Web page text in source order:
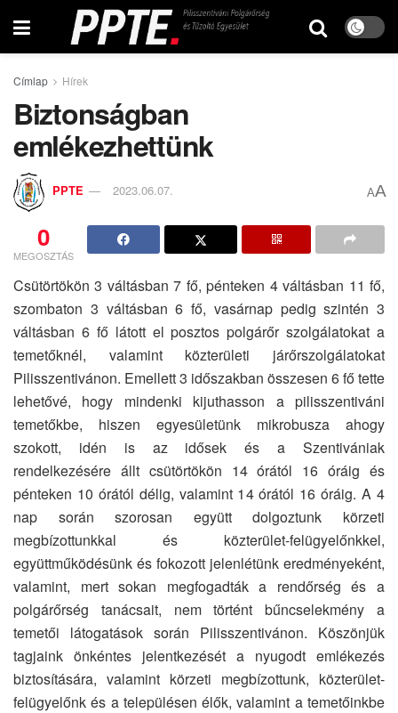
Címlap Hírek
Biztonságban
emlékezhettünk
PPTE 2023.06.07. AA
0
MEGOSZTÁS
Csütörtökön 3 váltásban 7 fő, pénteken 4 váltásban 11 fő,
szombaton 3 váltásban 6 fő, vasárnap pedig szintén 3
váltásban 6 fő látott el posztos polgárőr szolgálatokat a
temetőknél, valamint közterületi járőrszolgálatokat
Pilisszentivánon. Emellett 3 időszakban összesen 6 fő tette
lehetővé, hogy mindenki kijuthasson a pilisszentiváni
temetőkbe, hiszen egyesületünk mikrobusza ahogy
szokott, idén is az idősek és a Szentivániak
rendelkezésére állt csütörtökön 14 órától 16 óráig és
pénteken 10 órától délig, valamint 14 órától 16 óráig. A 4
nap során szorosan együtt dolgoztunk körzeti
megbízottunkkal és közterület-felügyelőnkkel,
együttműködésünk és fokozott jelenlétünk eredményeként,
valamint, mert sokan megfogadták a rendőrség és a
polgárőrség tanácsait, nem történt bűncselekmény a
temetői látogatások során Pilisszentivánon. Köszönjük
tagjaink önkéntes jelentkezését a nyugodt emlékezés
biztosítására, valamint körzeti megbízottunk, közterület-
felügyelőnk és a településen élők, valamint a temetőinkbe